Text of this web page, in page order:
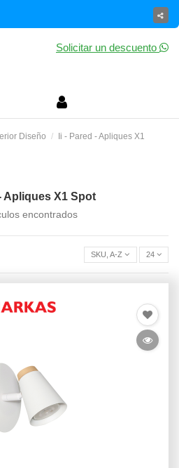
Solicitar un descuento
Diseño Ii - Pared - Apliques X1
Apliques X1 Spot
encontrados
SKU, A-Z